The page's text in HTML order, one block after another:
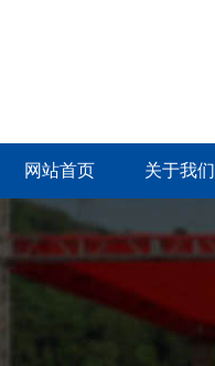
网站首页 关于我们